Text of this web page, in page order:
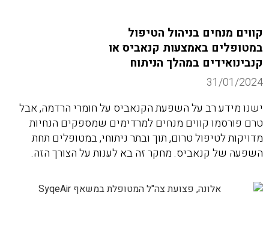
קווים מנחים בניהול הטיפול
במטופלים באמצעות קנאביס או
קנבינואידים במהלך הניתוח
31/01/2024
ישנו מידע רב על השפעת הקנאביס על חומרי הרדמה, אבל
טרם פורסמו קווים מנחים למרדימים שמספקים הנחיות
מדויקות לטיפול טרום, תוך ובתר ניתוחי, במטופלים תחת
השפעה של קנאביס. מחקר זה בא לענות על הצורך הזה.